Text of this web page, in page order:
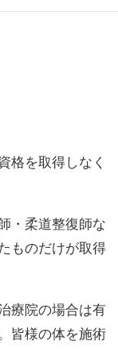
格を取得しなく
・柔道整復師な
ものだけが取得
療院の場合は有
皆様の体を施術